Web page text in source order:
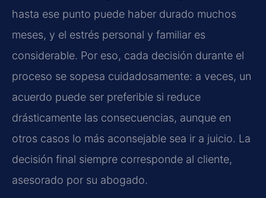
hasta ese punto puede haber durado muchos
meses, y el estrés personal y familiar es
considerable. Por eso, cada decisión durante el
proceso se sopesa cuidadosamente: a veces, un
acuerdo puede ser preferible si reduce
drásticamente las consecuencias, aunque en
otros casos lo más aconsejable sea ir a juicio. La
decisión final siempre corresponde al cliente,
asesorado por su abogado.